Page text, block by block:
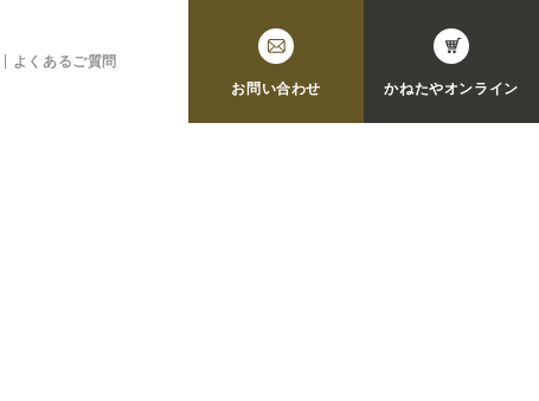
よくあるご質問
お問い合わせ
かねたやオンライン